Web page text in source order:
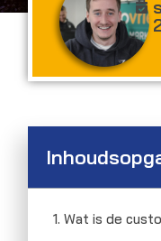
1. Wat is de